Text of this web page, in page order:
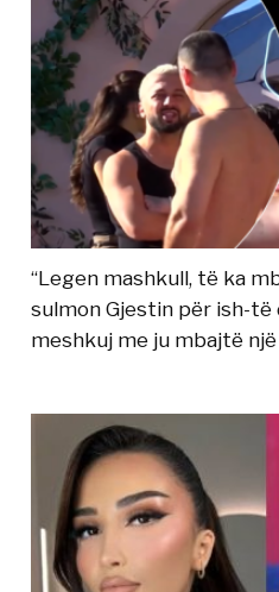
“Legen mashkull, të ka
sulmon Gjestin për ish-të
meshkuj me ju mbajtë